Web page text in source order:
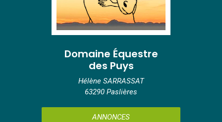
Domaine Équestre
des Puys
Hélène SARRASSAT
63290 Paslières
ANNONCES